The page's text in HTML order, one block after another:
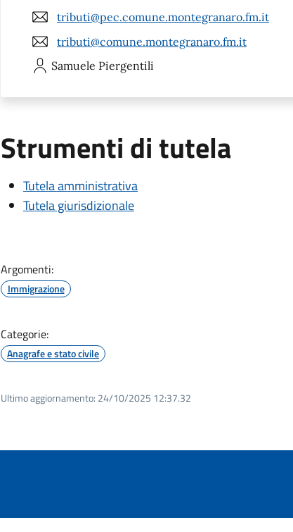
tributi@pec.comune.montegranaro.fm.it
tributi@comune.montegranaro.fm.it
Samuele Piergentili
Strumenti di tutela
Tutela amministrativa
Tutela giurisdizionale
Argomenti:
Immigrazione
Categorie:
Anagrafe e stato civile
Ultimo aggiornamento: 24/10/2025 12:37.32